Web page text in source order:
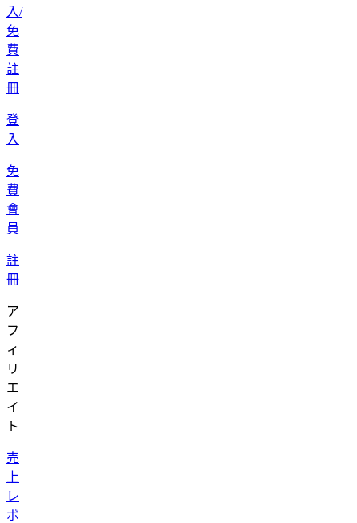
入/
免
費
註
冊
登
入
免
費
會
員
註
冊
ア
フ
ィ
リ
エ
イ
ト
売
上
レ
ポ